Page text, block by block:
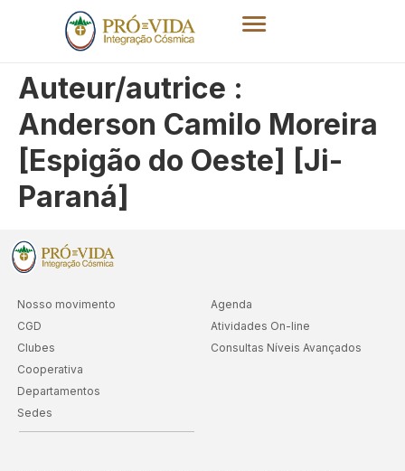
Auteur/autrice :
Anderson Camilo Moreira
[Espigão do Oeste] [Ji-
Paraná]
Nosso movimento
CGD
Clubes
Cooperativa
Departamentos
Sedes
Agenda
Atividades On-line
Consultas Níveis Avançados